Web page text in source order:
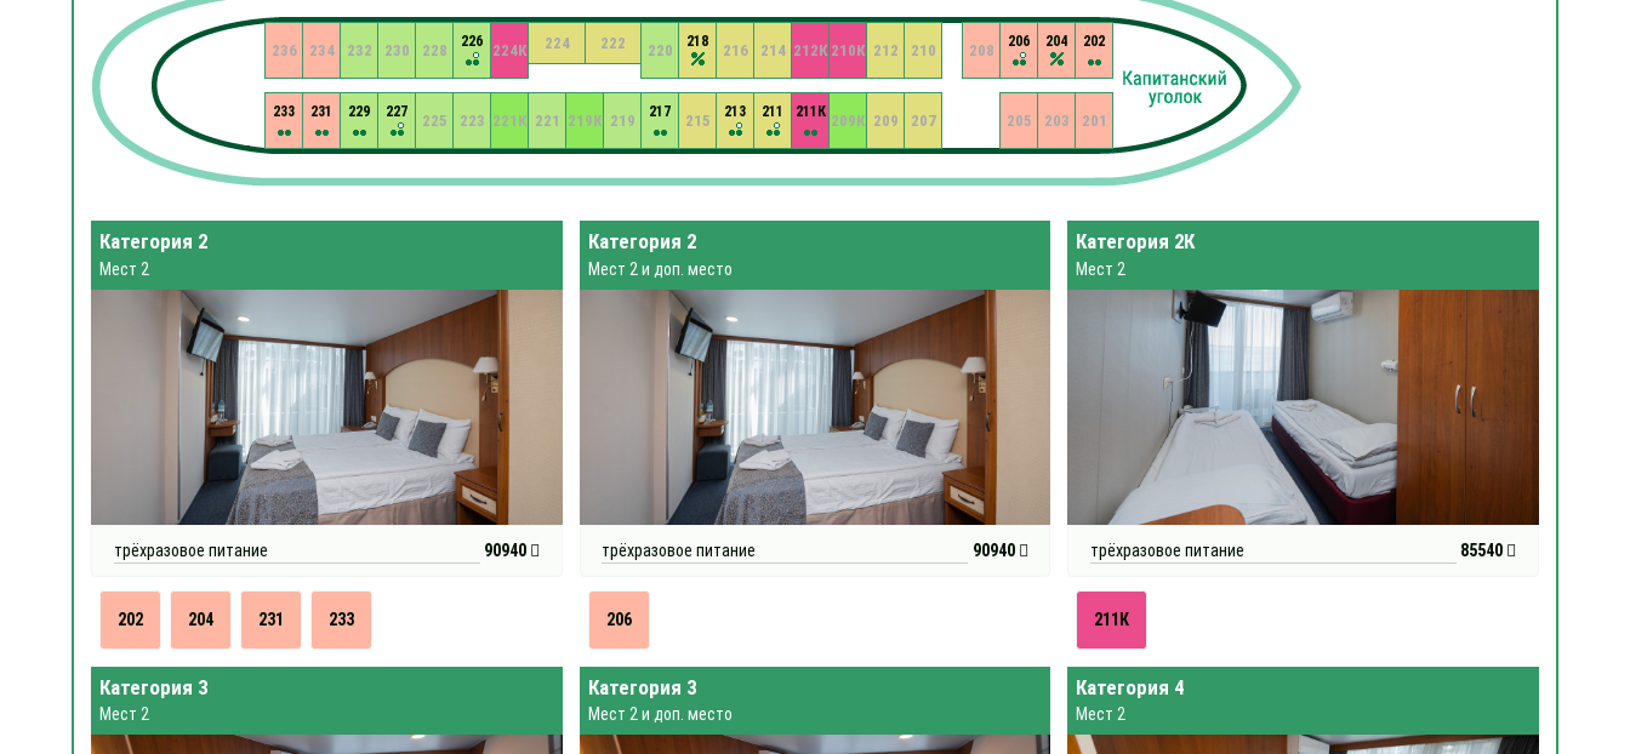
201
202
203
204
205
206
207
208
209
209К
210
210К
211 211К
212
212К
213
214
215
216
217
218
219
219К
220
221
221К
222
223
224
224К
225
226
227
228
229
230
231
232
233
234
236
Категория 2
Мест 2
трёхразовое питание 90940
202 204 231 233
Категория 2
Мест 2 и доп. место
трёхразовое питание 90940
206
Категория 2К
Мест 2
трёхразовое питание 85540
211К
Категория 3
Мест 2
Категория 3
Мест 2 и доп. место
Категория 4
Мест 2